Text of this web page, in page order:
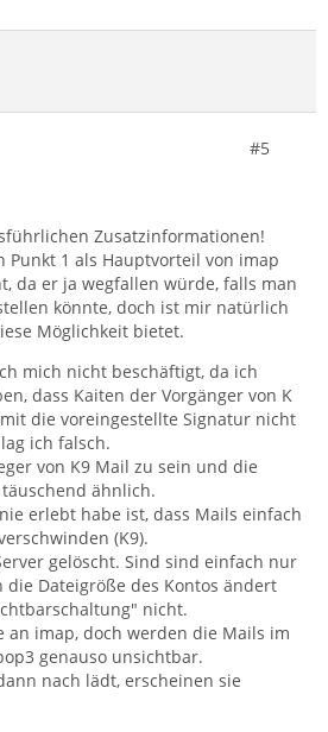
#5
Zusatzinformationen!
Punkt 1 als Hauptvorteil von imap
da er ja wegfallen würde, falls man
könnte, doch ist mir natürlich
Möglichkeit bietet.
mich nicht beschäftigt, da ich
dass Kaiten der Vorgänger von K
die voreingestellte Signatur nicht
ich falsch.
von K9 Mail zu sein und die
ähnlich.
erlebt habe ist, dass Mails einfach
(K9).
gelöscht. Sind sind einfach nur
die Dateigröße des Kontos ändert
nicht.
an imap, doch werden die Mails im
genauso unsichtbar.
nach lädt, erscheinen sie